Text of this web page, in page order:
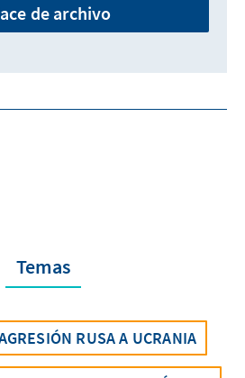
de archivo
Temas
RUSA A UCRANIA